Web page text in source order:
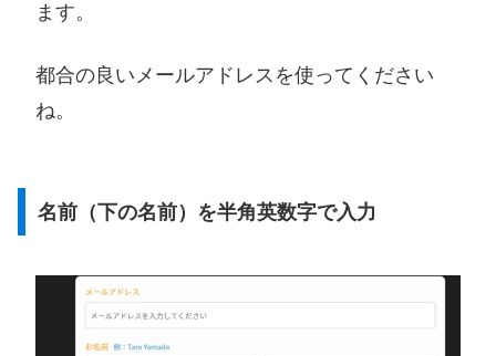
ます。
都合の良いメールアドレスを使ってください
ね。
名前（下の名前）を半角英数字で入力